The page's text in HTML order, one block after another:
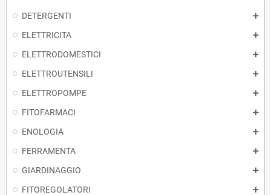
DETERGENTI
ELETTRICITA
ELETTRODOMESTICI
ELETTROUTENSILI
ELETTROPOMPE
FITOFARMACI
ENOLOGIA
FERRAMENTA
GIARDINAGGIO
FITOREGOLATORI